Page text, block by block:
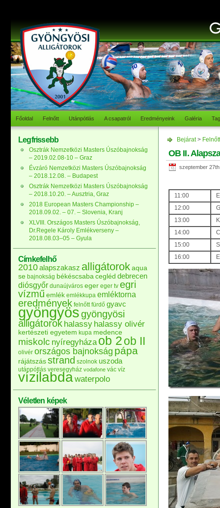
Főoldal Felnőtt Utánpótlás A csapatról Eredményeink Galéria
Bejárat> Felnőtt
OB II.
szeptember
11:00
12:00
13:00
14:00
15:00
16:00
Legfrissebb
Osztrák Nemzetközi Masters Úszóbajnokság
– 2019.02.08-10 – Graz
Évzáró Nemzetközi Masters Úszóbajnokság
– 2018.12.08. – Budapest
Osztrák Nemzetközi Masters Úszóbajnokság
– 2018.10.20. – Ausztria, Graz
2018 European Masters Championship –
2018.09.02. – 07. – Slovenia, Kranj
XLVIII. Országos Masters Úszóbajnokság,
Dr.Regele Károly Emlékverseny –
2018.08.03–05 – Gyula
Címkefelhő
2010alapszakasz alligátorokaqua
se bajnokság békéscsaba cegléd debrecen
diósgyőr dunaújváros eger eger tv egri
vízműemlék emlékkupa emléktorna
eredmények felnőtt fürdő gyavc
gyöngyösgyöngyösi
alligátorok halassy halassy olivér
kertészeti egyetem kupa medence
miskolc nyíregyháza ob 2ob II
olivér országos bajnokság pápa
rájátszás strand szolnok uszoda
utánpótlás veresegyház vodafone vác víz
vízilabdawaterpolo
Véletlen képek